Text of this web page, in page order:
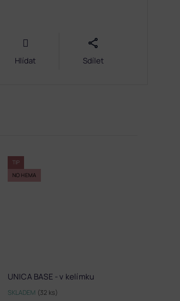
Hlídat Sdílet
TIP
NO HEMA
UNICA BASE - v kelímku
SKLADEM (32 ks)